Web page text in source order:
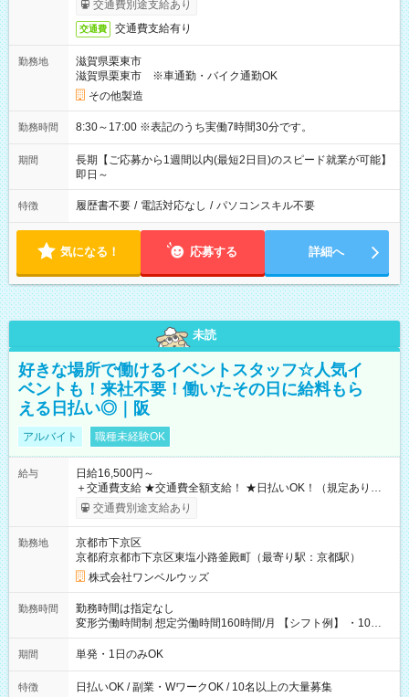
交通費別途支給あり
交通費 交通費支給有り
勤務地
滋賀県栗東市
滋賀県栗東市 ※車通勤・バイク通勤OK
その他製造
勤務時間 8:30～17:00 ※表記のうち実働7時間30分です。
期間
長期【ご応募から1週間以内(最短2日目)のスピード就業が可能】
即日～
特徴 履歴書不要 / 電話対応なし / パソコンスキル不要
気になる！ 応募する 詳細へ
未読
好きな場所で働けるイベントスタッフ☆人気イ
ベントも！来社不要！働いたその日に給料もら
える日払い◎｜阪
アルバイト 職種未経験OK
給与
日給16,500円～
＋交通費支給 ★交通費全額支給！ ★日払いOK！（規定あり） ┗
働いたその日に現金GET♪ お仕事後はコンビニATMから 日払
交通費別途支給あり
勤務地
京都市下京区
京都府京都市下京区東塩小路釜殿町（最寄り駅：京都駅）
株式会社ワンベルウッズ
勤務時間
勤務時間は指定なし
変形労働時間制 想定労働時間160時間/月 【シフト例】 ・10：
00～20：00
期間 単発・1日のみOK
特徴 日払いOK / 副業・WワークOK / 10名以上の大量募集